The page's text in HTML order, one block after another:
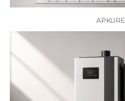
APKURE